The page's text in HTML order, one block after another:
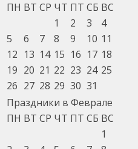
ПН ВТ СР ЧТ ПТ СБ ВС
1
2 3
4
5
6 7 8 9 10 11
12 13 14 15 16 17 18
19 20 21 22 23 24 25
26 27 28 29 30 31
Праздники в Феврале
ПН ВТ СР ЧТ ПТ СБ ВС
1